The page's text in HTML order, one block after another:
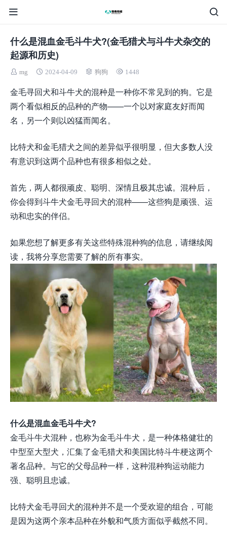
什么是混血金毛斗牛犬?(金毛猎犬与斗牛犬杂交的
起源和历史)
mg 2024-04-09 狗狗 1448
金毛寻回犬和斗牛犬的混种是一种你不常见到的狗。它是
两个看似相反的品种的产物——一个以对家庭友好而闻
名，另一个则以凶猛而闻名。
比特犬和金毛猎犬之间的差异似乎很明显，但大多数人没
有意识到这两个品种也有很多相似之处。
首先，两人都很顽皮、聪明、深情且极其忠诚。混种后，
你会得到斗牛犬金毛寻回犬的混种——这些狗是顽强、运
动和忠实的伴侣。
如果您想了解更多有关这些特殊混种狗的信息，请继续阅
读，我将分享您需要了解的所有事实。
什么是混血金毛斗牛犬?
金毛斗牛犬混种，也称为金毛斗牛犬，是一种体格健壮的
中型至大型犬，汇集了金毛猎犬和美国比特斗牛梗这两个
著名品种。与它的父母品种一样，这种混种狗运动能力
强、聪明且忠诚。
比特犬金毛寻回犬的混种并不是一个受欢迎的组合，可能
是因为这两个亲本品种在外貌和气质方面似乎截然不同。